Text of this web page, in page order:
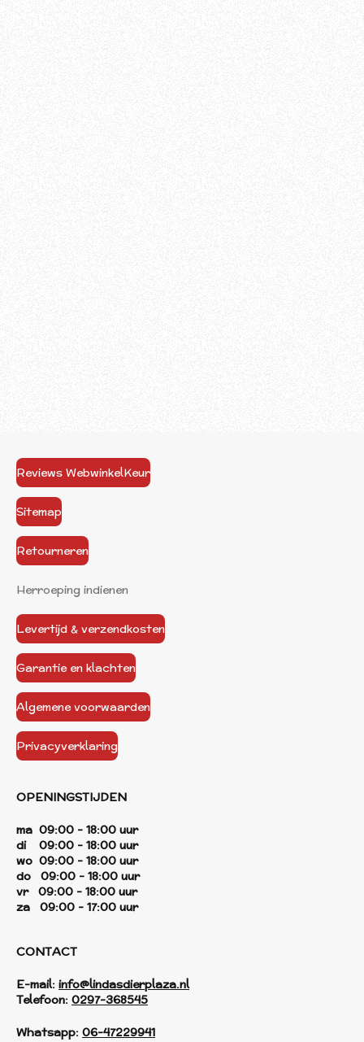
Reviews WebwinkelKeur
Sitemap
Retourneren
Herroeping indienen
Levertijd & verzendkosten
Garantie en klachten
Algemene voorwaarden
Privacyverklaring
OPENINGSTIJDEN
ma 09:00 - 18:00 uur
di 09:00 - 18:00 uur
wo 09:00 - 18:00 uur
do 09:00 - 18:00 uur
vr 09:00 - 18:00 uur
za 09:00 - 17:00 uur
CONTACT
E-mail: info@lindasdierplaza.nl
Telefoon: 0297-368545
Whatsapp: 06-47229941